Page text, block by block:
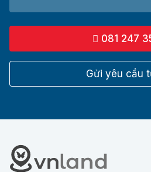
081 247
Gửi yêu cầu